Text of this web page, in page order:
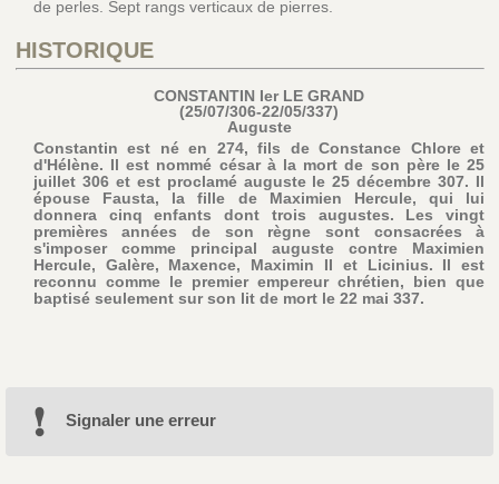
de perles. Sept rangs verticaux de pierres.
HISTORIQUE
CONSTANTIN Ier LE GRAND
(25/07/306-22/05/337)
Auguste
Constantin est né en 274, fils de Constance Chlore et
d'Hélène. Il est nommé césar à la mort de son père le 25
juillet 306 et est proclamé auguste le 25 décembre 307. Il
épouse Fausta, la fille de Maximien Hercule, qui lui
donnera cinq enfants dont trois augustes. Les vingt
premières années de son règne sont consacrées à
s'imposer comme principal auguste contre Maximien
Hercule, Galère, Maxence, Maximin II et Licinius. Il est
reconnu comme le premier empereur chrétien, bien que
baptisé seulement sur son lit de mort le 22 mai 337.
Signaler une erreur